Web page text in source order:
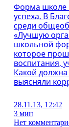
Форма школе
успеха. В
среди
«Лучшую
школьной
которое
воспитания,
Какой
выясняли
28.11.13, 12:42
3 мин
Нет